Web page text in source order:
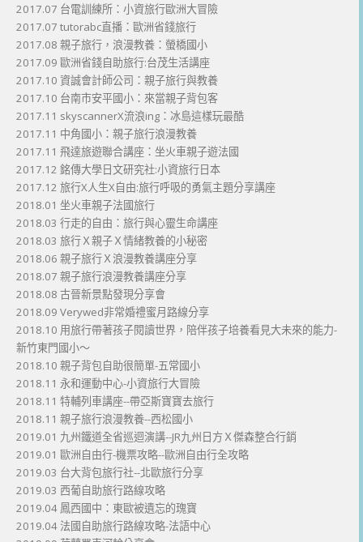
2017.07 台電訓練所：小資旅行歐洲大冒險
2017.07 tutorabc直播：歐洲省錢旅行
2017.08 親子旅行，浪漫教養：螢橋國小
2017.09 歐洲省錢自助旅行:台茂生活講座
2017.10 資誠會計師公司：親子旅行與教養
2017.10 台南市安平國小：來當親子背包客
2017.11 skyscannerX流浪ing：冰島這樣玩最酷
2017.11 中角國小：親子旅行浪漫教養
2017.11 飛達旅遊聯合講座：坐火車親子遊法國
2017.12 銘傳大學日文研究社:小資旅行日本
2017.12 旅行X人生X自由:旅行呼吸的勇氣主題分享講座
2018.01 坐火車親子法國旅行
2018.03 行走的自由：旅行與心靈生命講座
2018.03 旅行Ｘ親子Ｘ情緒教養的小秘密
2018.06 親子旅行Ｘ浪漫教養講座分享
2018.07 親子旅行浪漫教養講座分享
2018.08 古晉新景點發現分享會
2018.09 Verywed非常婚禮蜜月路線分享
2018.10 用旅行帶著孩子閱讀世界，陪伴孩子培養看見大未來的能力-
新竹東門國小～
2018.10 親子背包自助很簡單-五常國小
2018.11 永和運動中心-小資旅行大冒險
2018.11 特輔列車講座--帶亞斯寶寶去旅行
2018.11 親子旅行浪漫教養--西松國小
2019.01 九州鐵道全省巡迴演講--JR九州日方Ｘ傑森整合行銷
2019.01 歐洲自由行-機票攻略--歐洲自由行全攻略
2019.03 台大背包旅行社--北歐旅行分享
2019.03 西葡自助旅行路線攻略
2019.04 鳳西國中：東歐被遺忘的瑰寶
2019.04 法國自助旅行路線攻略-法語中心